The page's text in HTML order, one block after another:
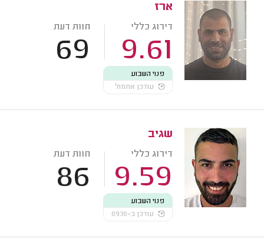
ארז
דירוג כללי
9.61
חוות דעת
69
פנוי השבוע
עודכן אתמול
שגיב
דירוג כללי
9.59
חוות דעת
86
פנוי השבוע
עודכן ב-09:10